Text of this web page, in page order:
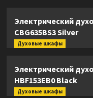
Электрический
CBG635BS3 Silver
Духовые шкафы
Электрический
HBF153EB0 Black
Духовые шкафы